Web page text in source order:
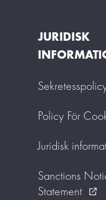
JURIDISK
Policy För
Juridisk
Sanctions
Statement
external_link